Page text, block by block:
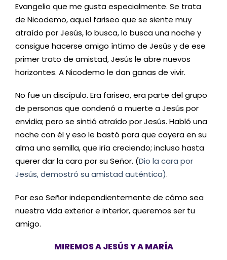
Evangelio que me gusta especialmente. Se trata
de Nicodemo, aquel fariseo que se siente muy
atraído por Jesús, lo busca, lo busca una noche y
consigue hacerse amigo íntimo de Jesús y de ese
primer trato de amistad, Jesús le abre nuevos
horizontes. A Nicodemo le dan ganas de vivir.
No fue un discípulo. Era fariseo, era parte del grupo
de personas que condenó a muerte a Jesús por
envidia; pero se sintió atraído por Jesús. Habló una
noche con él y eso le bastó para que cayera en su
alma una semilla, que iría creciendo; incluso hasta
querer dar la cara por su Señor. (Dio la cara por
Jesús, demostró su amistad auténtica).
Por eso Señor independientemente de cómo sea
nuestra vida exterior e interior, queremos ser tu
amigo.
MIREMOS A JESÚS Y A MARÍA